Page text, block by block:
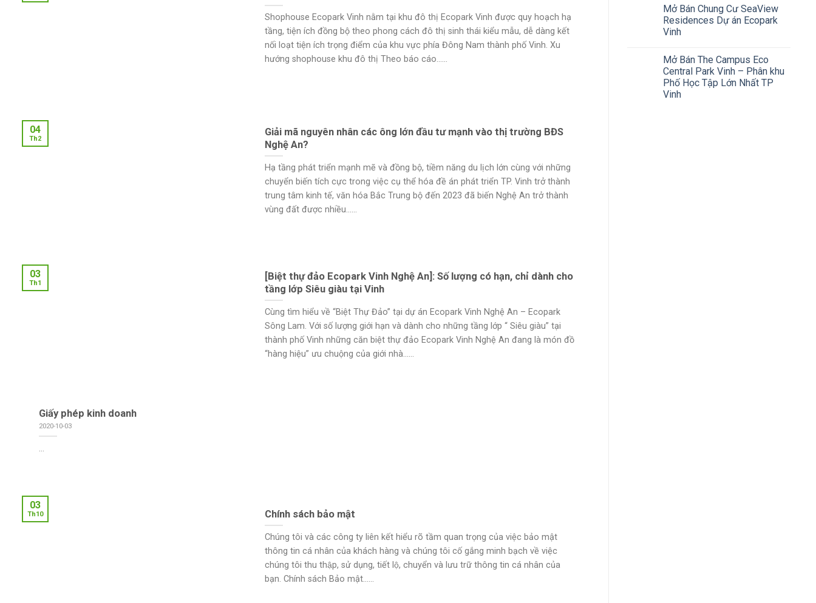
Shophouse Ecopark Vinh nằm tại khu đô thị Ecopark Vinh được quy hoạch hạ
tầng, tiện ích đồng bộ theo phong cách đô thị sinh thái kiểu mẫu, dễ dàng kết
nối loạt tiện ích trọng điểm của khu vực phía Đông Nam thành phố Vinh. Xu
hướng shophouse khu đô thị Theo báo cáo......
Giải mã nguyên nhân các ông lớn đầu tư mạnh vào thị trường BĐS
Nghệ An?
Hạ tầng phát triển mạnh mẽ và đồng bộ, tiềm năng du lịch lớn cùng với những
chuyển biến tích cực trong việc cụ thể hóa đề án phát triển TP. Vinh trở thành
trung tâm kinh tế, văn hóa Bắc Trung bộ đến 2023 đã biến Nghệ An trở thành
vùng đất được nhiều......
04
Th2
[Biệt thự đảo Ecopark Vinh Nghệ An]: Số lượng có hạn, chỉ dành cho
tầng lớp Siêu giàu tại Vinh
Cùng tìm hiểu về “Biệt Thự Đảo” tại dự án Ecopark Vinh Nghệ An – Ecopark
Sông Lam. Với số lượng giới hạn và dành cho những tầng lớp “ Siêu giàu” tại
thành phố Vinh những căn biệt thự đảo Ecopark Vinh Nghệ An đang là món đồ
“hàng hiệu” ưu chuộng của giới nhà......
03
Th1
Giấy phép kinh doanh
2020-10-03
...
Chính sách bảo mật
Chúng tôi và các công ty liên kết hiểu rõ tầm quan trọng của việc bảo mật
thông tin cá nhân của khách hàng và chúng tôi cố gắng minh bạch về việc
chúng tôi thu thập, sử dụng, tiết lộ, chuyển và lưu trữ thông tin cá nhân của
bạn. Chính sách Bảo mật......
03
Th10
Mở Bán Chung Cư SeaView
Residences Dự án Ecopark
Vinh
Mở Bán The Campus Eco
Central Park Vinh – Phân khu
Phố Học Tập Lớn Nhất TP
Vinh